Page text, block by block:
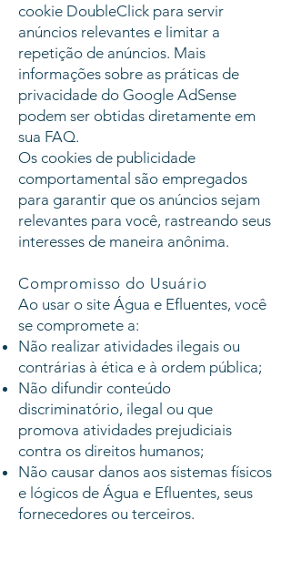
cookie DoubleClick para servir
anúncios relevantes e limitar a
repetição de anúncios. Mais
informações sobre as práticas de
privacidade do Google AdSense
podem ser obtidas diretamente em
sua FAQ.
Os cookies de publicidade
comportamental são empregados
para garantir que os anúncios sejam
relevantes para você, rastreando seus
interesses de maneira anônima.
Compromisso do Usuário
Ao usar o site Água e Efluentes, você
se compromete a:
Não realizar atividades ilegais ou
contrárias à ética e à ordem pública;
Não difundir conteúdo
discriminatório, ilegal ou que
promova atividades prejudiciais
contra os direitos humanos;
Não causar danos aos sistemas físicos
e lógicos de Água e Efluentes, seus
fornecedores ou terceiros.